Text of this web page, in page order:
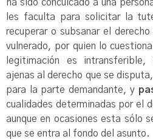
ha sido conculcado a una
les faculta para solicitar la
recuperar o subsanar el
vulnerado, por quien lo
legitimación es
ajenas al derecho que se
para la parte demandante, y
cualidades determinadas por el
aunque en ocasiones esta sólo
que se entra al fondo del asunto.